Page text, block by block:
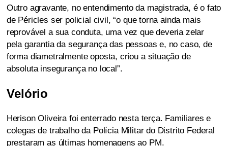
Outro agravante, no entendimento da magistrada, é o fato
de Péricles ser policial civil, “o que torna ainda mais
reprovável a sua conduta, uma vez que deveria zelar
pela garantia da segurança das pessoas e, no caso, de
forma diametralmente oposta, criou a situação de
absoluta insegurança no local”.
Velório
Herison Oliveira foi enterrado nesta terça. Familiares e
colegas de trabalho da Polícia Militar do Distrito Federal
prestaram as últimas homenagens ao PM.